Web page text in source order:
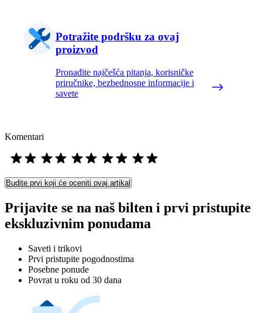
Potražite podršku za ovaj
proizvod
Pronađite najčešća pitanja, korisničke
priručnike, bezbednosne informacije i
savete
Komentari
Budite prvi koji će oceniti ovaj artikal
Prijavite se na naš bilten i prvi pristupite
ekskluzivnim ponudama
Saveti i trikovi
Prvi pristupite pogodnostima
Posebne ponude
Povrat u roku od 30 dana